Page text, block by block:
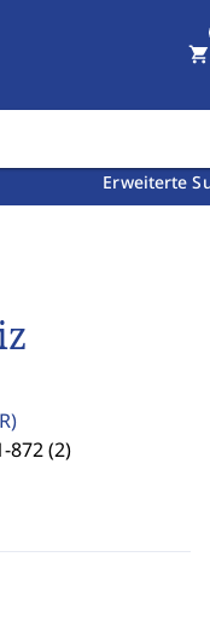
Erweiterte
shopping_cart
872 (2)